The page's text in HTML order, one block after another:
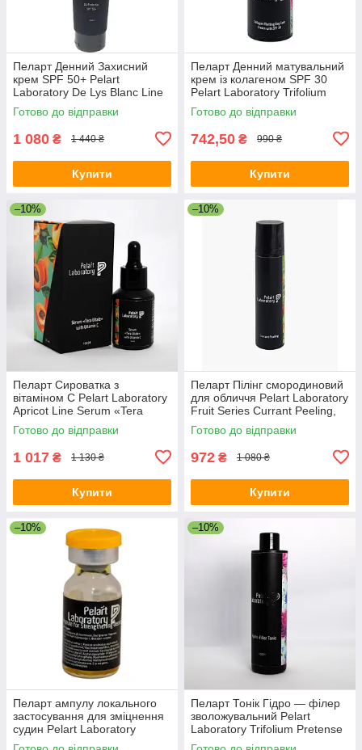
Пеларт Денний Захисний
крем SPF 50+ Pelart
Laboratory De Lys Blanc Line
UV PROTECTOR SPF 50+,
100 мл
Готово до відправки
1 080 ₴ 1 440 ₴
Купити
Пеларт Денний матувальний
крем із колагеном SPF 30
Pelart Laboratory Trifolium
Pretense Line Collagen
Matting Day Cream Spf 30
Готово до відправки
742,50 ₴ 990 ₴
Купити
–10%
Пеларт Сироватка з
вітаміном C Pelart Laboratory
Apricot Line Serum «Tera
Vitale» With Vitamin C, 30 мл
Готово до відправки
1 017 ₴ 1 130 ₴
Купити
–10%
Пеларт Пілінг смородиновий
для обличчя Pelart Laboratory
Fruit Series Currant Peeling,
100 мл
Готово до відправки
972 ₴ 1 080 ₴
Купити
–10%
Пеларт ампулу локального
застосування для зміцнення
судин Pelart Laboratory
Apricot Line 2 мл
–10%
Пеларт Тонік Гідро — філер
зволожувальний Pelart
Laboratory Trifolium Pretense
Line Hydro Filler Tonic, 250 мл